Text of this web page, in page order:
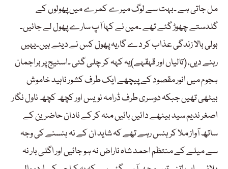
مل جاتی ہے ۔بہت سے لوگ میرے کمرے میں پھولوں کے
گلدستے چھوڑ گئے تھے ۔میں نے کہا آپ سارے پھول لے جائیں۔
بولی بالا زندگی عذاب کر دے گا،یہ پھول کس نے دیئے ہیں۔یہیں
رہنے دیں، (تالیاں اور قہقہے)یہ کہہ کر چلی گئی ۔اسٹیج پر براجمان
ہجوم میں انور مقصود کے پیچھے ایک طرف کشور ناہید خاموش
بیٹھی تھیں جبکہ دوسری طرف ڈرامہ نویس اور کچھ کچھ ناول نگار
اصغر ندیم سید بیٹھے دائیں بائیں منہ کر کے نادان حاضرین کے
ساتھ آواز ملا کر ہنس رہے تھے کہ شاید ان کے نہ ہنسنے کی وجہ
سے میلے کے منتظم احمد شاہ ناراض نہ ہو جائیں اور اگلی بار نہ